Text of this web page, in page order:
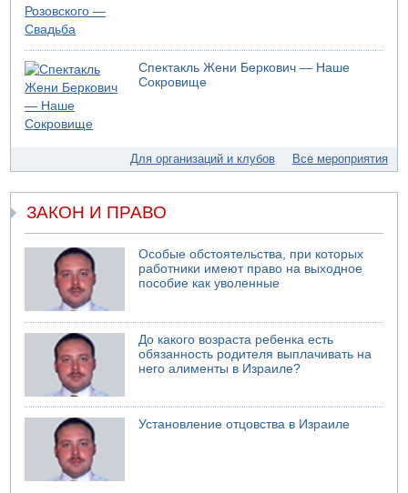
07.08.2026 13:39
Моджтаба Хаменеи в плохом состоянии
Министр обороны ушел с заседания кабинета на
свадьбу
Саудовская Аравия опасается нападения хуситов и
иракских ополченцев
07.08.2026 08:29
В Бат-Яме утонул мужчина
07.08.2026 08:29
Стрельба в школе Таиланда
07.08.2026 06:47
Недалеко от Бейт-Шемеша погиб велосипедист
07.08.2026 06:24
Саудовская Аравия сообщает о нападении хуситов
И еще иранские агенты
Спектакль Жени Беркович — Наше
Сокровище
Для организаций и клубов Все мероприятия
ЗАКОН И ПРАВО
Особые обстоятельства, при которых
работники имеют право на выходное
пособие как уволенные
До какого возраста ребенка есть
обязанность родителя выплачивать на
него алименты в Израиле?
Установление отцовства в Израиле